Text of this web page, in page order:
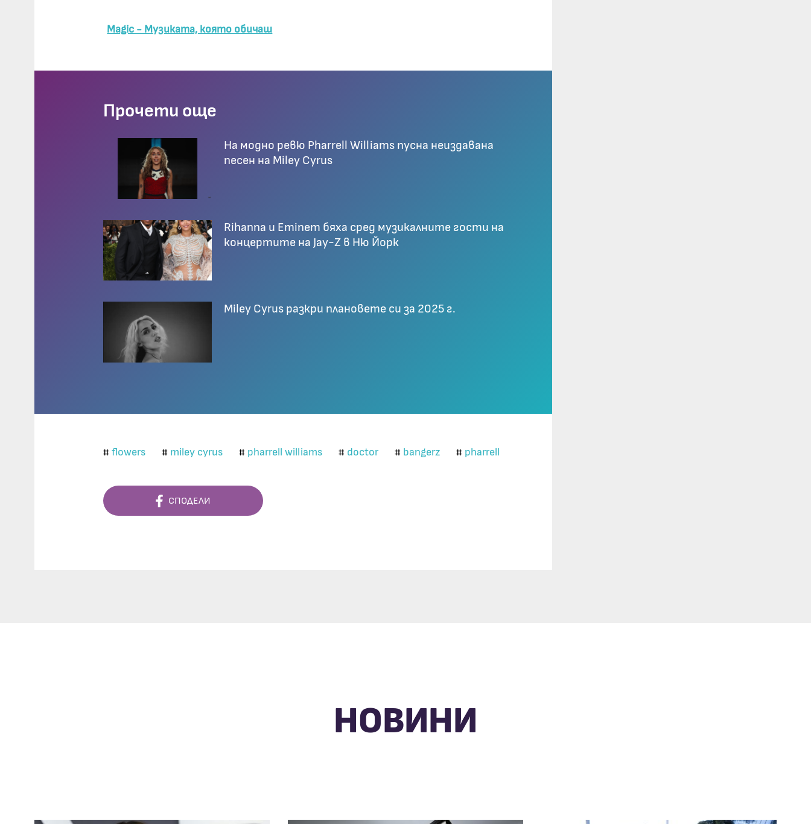
Magic - Музиката, която обичаш
Прочети още
На модно ревю Pharrell Williams пусна неиздавана
песен на Miley Cyrus
Rihanna и Eminem бяха сред музикалните гости на
концертите на Jay-Z в Ню Йорк
Miley Cyrus разкри плановете си за 2025 г.
# flowers # miley cyrus # pharrell williams # doctor # bangerz # pharrell
СПОДЕЛИ
НОВИНИ